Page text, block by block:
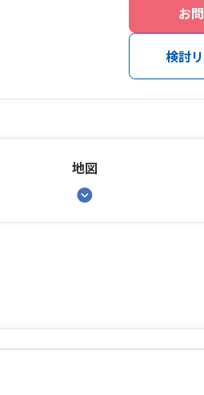
お
検討
地図